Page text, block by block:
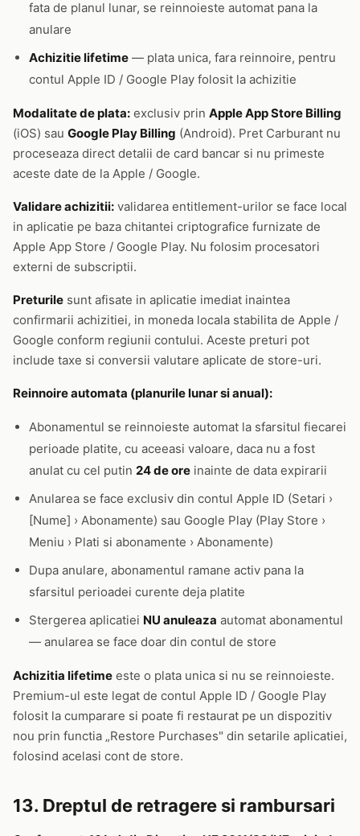
fata de planul lunar, se reinnoieste automat pana la
anulare
Achizitie lifetime — plata unica, fara reinnoire, pentru
contul Apple ID / Google Play folosit la achizitie
Modalitate de plata: exclusiv prin Apple App Store Billing
(iOS) sau Google Play Billing (Android). Pret Carburant nu
proceseaza direct detalii de card bancar si nu primeste
aceste date de la Apple / Google.
Validare achizitii: validarea entitlement-urilor se face local
in aplicatie pe baza chitantei criptografice furnizate de
Apple App Store / Google Play. Nu folosim procesatori
externi de subscriptii.
Preturile sunt afisate in aplicatie imediat inaintea
confirmarii achizitiei, in moneda locala stabilita de Apple /
Google conform regiunii contului. Aceste preturi pot
include taxe si conversii valutare aplicate de store-uri.
Reinnoire automata (planurile lunar si anual):
Abonamentul se reinnoieste automat la sfarsitul fiecarei
perioade platite, cu aceeasi valoare, daca nu a fost
anulat cu cel putin 24 de ore inainte de data expirarii
Anularea se face exclusiv din contul Apple ID (Setari ›
[Nume] › Abonamente) sau Google Play (Play Store ›
Meniu › Plati si abonamente › Abonamente)
Dupa anulare, abonamentul ramane activ pana la
sfarsitul perioadei curente deja platite
Stergerea aplicatiei NU anuleaza automat abonamentul
— anularea se face doar din contul de store
Achizitia lifetime este o plata unica si nu se reinnoieste.
Premium-ul este legat de contul Apple ID / Google Play
folosit la cumparare si poate fi restaurat pe un dispozitiv
nou prin functia „Restore Purchases" din setarile aplicatiei,
folosind acelasi cont de store.
13. Dreptul de retragere si rambursari